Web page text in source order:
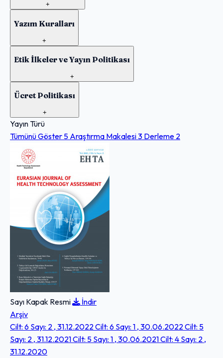
+
Yazım Kuralları
+
Etik İlkeler ve Yayın Politikası
+
Ücret Politikası
+
Yayın Türü
Tümünü Göster 5 Araştırma Makalesi3 Derleme 2
Sayı Kapak Resmi
İndir
Arşiv
Cilt: 6 Sayı: 2 , 31.12.2022 Cilt: 6 Sayı: 1 , 30.06.2022 Cilt: 5
Sayı: 2 , 31.12.2021Cilt: 5 Sayı: 1 , 30.06.2021Cilt: 4 Sayı: 2 ,
31.12.2020